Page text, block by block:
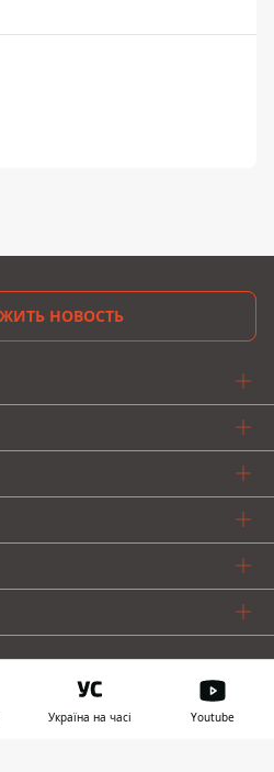
НОВОСТЬ
Україна на часі Youtube